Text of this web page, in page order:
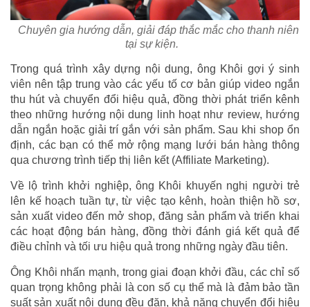
Chuyên gia hướng dẫn, giải đáp thắc mắc cho thanh niên
tại sự kiện.
Trong quá trình xây dựng nội dung, ông Khôi gợi ý sinh
viên nên tập trung vào các yếu tố cơ bản giúp video ngắn
thu hút và chuyển đổi hiệu quả, đồng thời phát triển kênh
theo những hướng nội dung linh hoạt như review, hướng
dẫn ngắn hoặc giải trí gắn với sản phẩm. Sau khi shop ổn
định, các bạn có thể mở rộng mạng lưới bán hàng thông
qua chương trình tiếp thị liên kết (Affiliate Marketing).
Về lộ trình khởi nghiệp, ông Khôi khuyến nghị người trẻ
lên kế hoạch tuần tự, từ việc tạo kênh, hoàn thiện hồ sơ,
sản xuất video đến mở shop, đăng sản phẩm và triển khai
các hoạt động bán hàng, đồng thời đánh giá kết quả để
điều chỉnh và tối ưu hiệu quả trong những ngày đầu tiên.
Ông Khôi nhấn mạnh, trong giai đoạn khởi đầu, các chỉ số
quan trọng không phải là con số cụ thể mà là đảm bảo tần
suất sản xuất nội dung đều đặn, khả năng chuyển đổi hiệu